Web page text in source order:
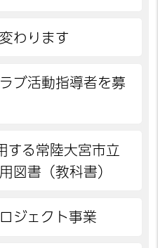
わります
ブ活動指導者を募
する常陸大宮市立
図書（教科書）
ジェクト事業